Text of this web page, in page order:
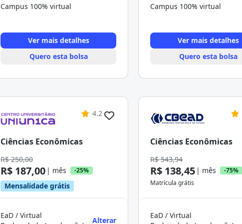
Campus 100% virtual
Ver mais detalhes
Quero esta bolsa
Campus 100% virtual
Ver mais detalhes
Quero esta bolsa
4.2
Ciências Econômicas
R$ 250,00
R$ 187,00 | mês -25%
Mensalidade grátis
EaD / Virtual
Alterar
Ciências Econômicas
R$ 543,94
R$ 138,45 | mês
-75%
Matrícula grátis
EaD / Virtual